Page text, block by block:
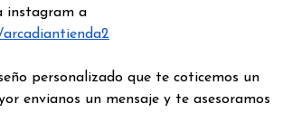
instagram a
personalizado que te coticemos un
envianos un mensaje y te asesoramos